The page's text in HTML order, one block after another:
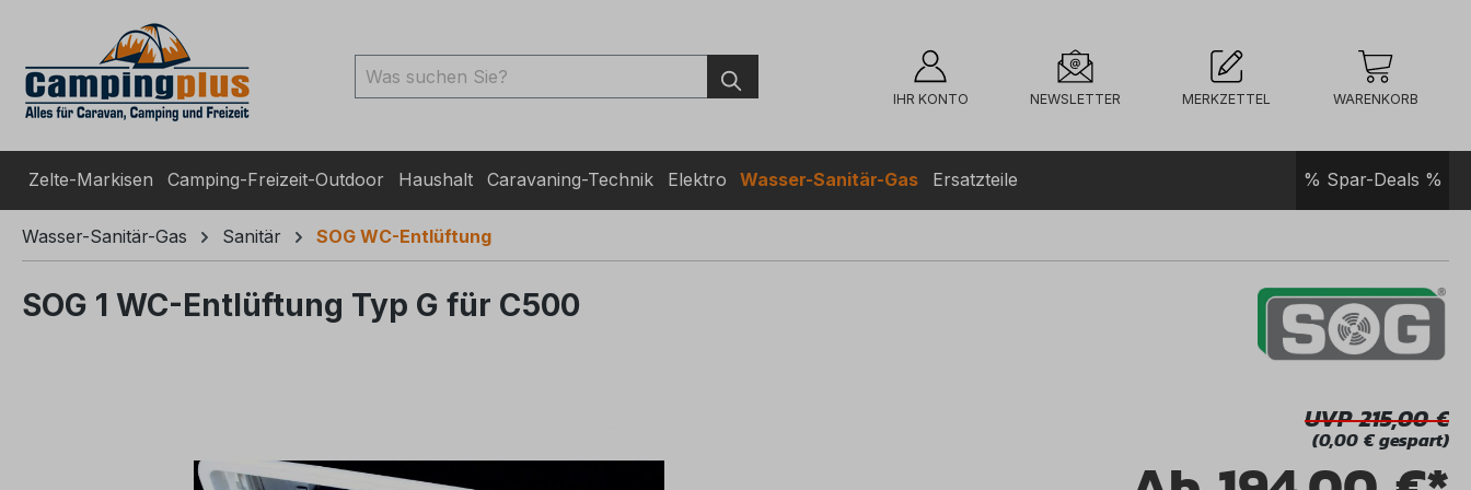
Zur Suche springen
NEWSLETTER MERKZETTEL
IHR KONTO WARENKORB
Zelte-Markisen Camping-Freizeit-Outdoor Haushalt Caravaning-Technik Elektro Wasser-Sanitär-Gas Ersatzteile % Spar-Deals %
Wasser-Sanitär-Gas Sanitär SOG WC-Entlüftung
SOG 1 WC-Entlüftung Typ G für C500
UVP 215,00
(0,00 € gespart)